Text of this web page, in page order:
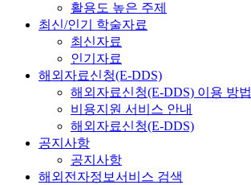
활용도 높은 주제
최신/인기 학술자료
최신자료
인기자료
해외자료신청(E-DDS)
해외자료신청(E-DDS) 이용 방법
비용지원 서비스 안내
해외자료신청(E-DDS)
공지사항
공지사항
해외전자정보서비스 검색